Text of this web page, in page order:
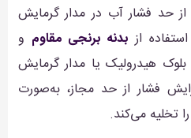
حد فشار آب در مدار گرمایش
ازبدنه برنجی مقاوم و
هیدرولیک یا مدار گرمایش
فشار از حد مجاز، به‌صورت
تخلیه می‌کند.